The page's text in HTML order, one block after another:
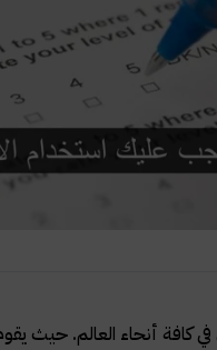
كافة أنحاء العالم. حيث